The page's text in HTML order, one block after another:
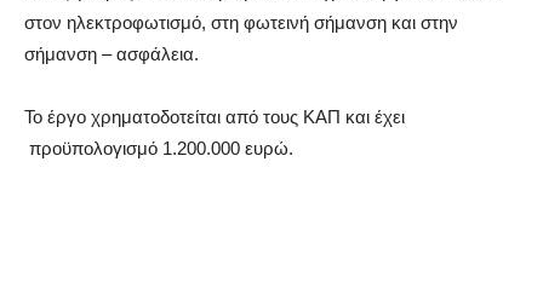
στον ηλεκτροφωτισμό, στη φωτεινή σήμανση και στην
σήμανση – ασφάλεια.
Το έργο χρηματοδοτείται από τους ΚΑΠ και έχει
προϋπολογισμό 1.200.000 ευρώ.